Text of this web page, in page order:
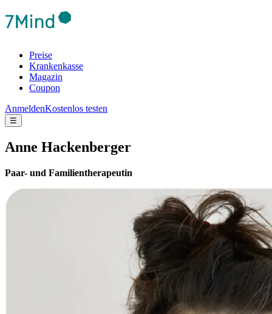
Preise
Krankenkasse
Magazin
Coupon
AnmeldenKostenlos testen
☰
Anne Hackenberger
Paar- und Familientherapeutin